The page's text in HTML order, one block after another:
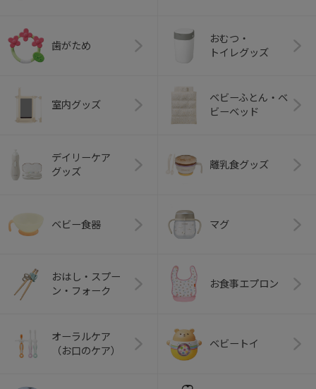
歯がため
おむつ・
トイレグッズ
室内グッズ
ベビーふとん・ベ
ビーベッド
デイリーケア
グッズ
離乳食グッズ
ベビー食器 マグ
おはし・スプー
ン・フォーク
お食事エプロン
オーラルケア
（お口のケア）
ベビートイ